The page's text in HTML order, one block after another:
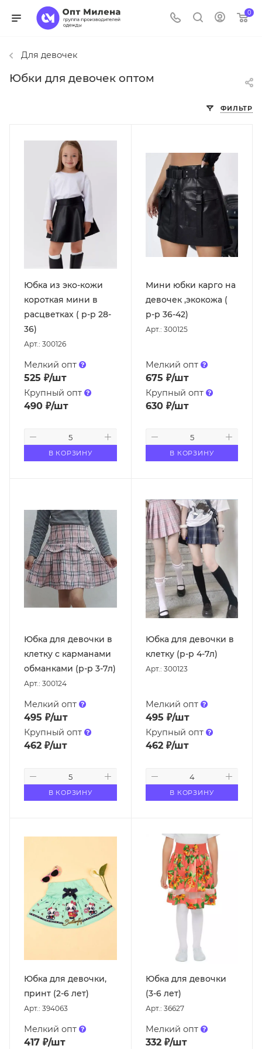
0
Для девочек
Юбки для девочек оптом
ФИЛЬТР
Юбка из эко-кожи
короткая мини в
расцветках ( р-р 28-
36)
Арт.: 300126
Мелкий опт
525 ₽/шт
Крупный опт
490 ₽/шт
В КОРЗИНУ
Мини юбки карго на
девочек ,экокожа (
р-р 36-42)
Арт.: 300125
Мелкий опт
675 ₽/шт
Крупный опт
630₽/шт
В КОРЗИНУ
Юбка для девочки в
клетку с карманами
обманками (р-р 3-7л)
Арт.: 300124
Мелкий опт
495 ₽/шт
Крупный опт
462 ₽/шт
В КОРЗИНУ
Юбка для девочки в
клетку (р-р 4-7л)
Арт.: 300123
Мелкий опт
495 ₽/шт
Крупный опт
462₽/шт
В КОРЗИНУ
Юбка для девочки,
принт (2-6 лет)
Арт.: 394063
Мелкий опт
417 ₽/шт
Юбка для девочки
(3-6 лет)
Арт.: 36627
Мелкий опт
332₽/шт